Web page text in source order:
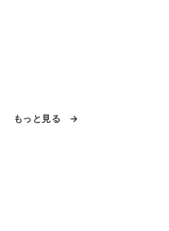
もっと見る